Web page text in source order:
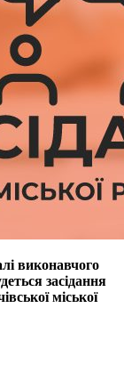
виконавчого
засідання
міської